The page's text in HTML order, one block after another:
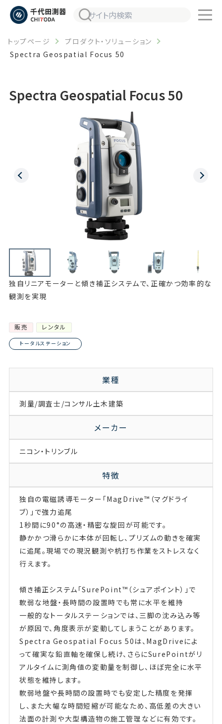
トップページ
プロダクト・ソリューション
Spectra Geospatial Focus 50
Spectra Geospatial Focus 50
独自リニアモーターと傾き補正システムで、正確かつ効率的な
観測を実現
販売 レンタル
トータルステーション
業種
測量/調査士/コンサル土木建築
メーカー
ニコン・トリンブル
特徴
独自の電磁誘導モーター「MagDrive™（マグドライ
ブ）」で強力追尾
1秒間に90°の高速・精密な旋回が可能です。
静かかつ滑らかに本体が回転し、プリズムの動きを確実
に追尾。現場での現況観測や杭打ち作業をストレスなく
行えます。
傾き補正システム「SurePoint™（シュアポイント）」で
軟弱な地盤・長時間の設置時でも常に水平を維持
一般的なトータルステーションでは、三脚の沈み込み等
が原因で、角度表示が変動してしまうことがあります。
Spectra Geospatial Focus 50は、MagDriveによ
って確実な鉛直軸を確保し続け、さらにSurePointがリ
アルタイムに測角値の変動量を制御し、ほぼ完全に水平
状態を維持します。
軟弱地盤や長時間の設置時でも安定した精度を発揮
し、また大幅な時間短縮が可能なため、高低差の大きい
法面の計測や大型構造物の施工管理などに有効です。